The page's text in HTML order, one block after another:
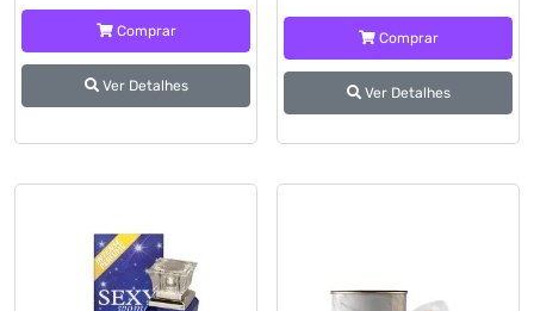
Comprar
Ver Detalhes
Comprar
Ver Detalhes